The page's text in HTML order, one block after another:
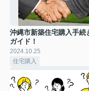
沖縄市新築住宅購入手続
ガイド！
2024.10.25
住宅購入